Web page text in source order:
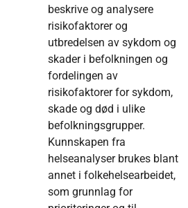
beskrive og analysere
risikofaktorer og
utbredelsen av sykdom og
skader i befolkningen og
fordelingen av
risikofaktorer for sykdom,
skade og død i ulike
befolkningsgrupper.
Kunnskapen fra
helseanalyser brukes blant
annet i folkehelsearbeidet,
som grunnlag for